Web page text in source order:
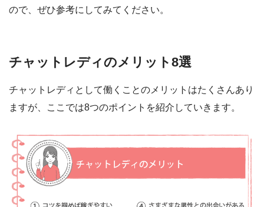
ので、ぜひ参考にしてみてください。
チャットレディのメリット8選
チャットレディとして働くことのメリットはたくさんあり
ますが、ここでは8つのポイントを紹介していきます。